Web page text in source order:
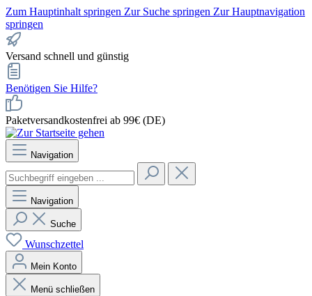
Zum Hauptinhalt springen Zur Suche springen Zur Hauptnavigation
springen
Versand schnell und günstig
Benötigen Sie Hilfe?
Paketversandkostenfrei ab 99€ (DE)
Navigation
Navigation
Suche
Wunschzettel
Mein Konto
Menü schließen